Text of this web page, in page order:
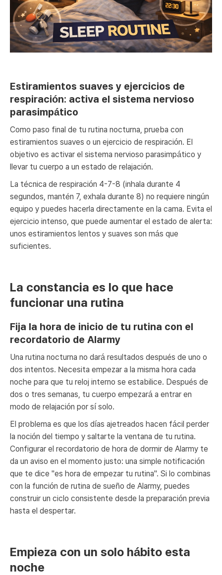
Estiramientos suaves y ejercicios de
respiración: activa el sistema nervioso
parasimpático
Como paso final de tu rutina nocturna, prueba con
estiramientos suaves o un ejercicio de respiración. El
objetivo es activar el sistema nervioso parasimpático y
llevar tu cuerpo a un estado de relajación.
La técnica de respiración 4-7-8 (inhala durante 4
segundos, mantén 7, exhala durante 8) no requiere ningún
equipo y puedes hacerla directamente en la cama. Evita el
ejercicio intenso, que puede aumentar el estado de alerta:
unos estiramientos lentos y suaves son más que
suficientes.
La constancia es lo que hace
funcionar una rutina
Fija la hora de inicio de tu rutina con el
recordatorio de Alarmy
Una rutina nocturna no dará resultados después de uno o
dos intentos. Necesita empezar a la misma hora cada
noche para que tu reloj interno se estabilice. Después de
dos o tres semanas, tu cuerpo empezará a entrar en
modo de relajación por sí solo.
El problema es que los días ajetreados hacen fácil perder
la noción del tiempo y saltarte la ventana de tu rutina.
Configurar el recordatorio de hora de dormir de Alarmy te
da un aviso en el momento justo: una simple notificación
que te dice "es hora de empezar tu rutina". Si lo combinas
con la función de rutina de sueño de Alarmy, puedes
construir un ciclo consistente desde la preparación previa
hasta el despertar.
Empieza con un solo hábito esta
noche